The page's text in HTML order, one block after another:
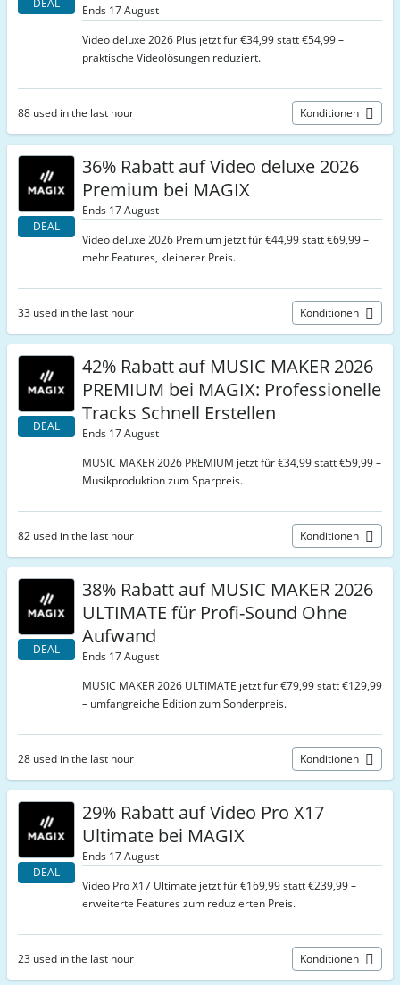
DEAL
Ends 17 August
Video deluxe 2026 Plus jetzt für €34,99 statt €54,99 –
praktische Videolösungen reduziert.
88 used in the last hour Konditionen
DEAL
36% Rabatt auf Video deluxe 2026
Premium bei MAGIX
Ends 17 August
Video deluxe 2026 Premium jetzt für €44,99 statt €69,99 –
mehr Features, kleinerer Preis.
33 used in the last hour Konditionen
DEAL
42% Rabatt auf MUSIC MAKER 2026
PREMIUM bei MAGIX: Professionelle
Tracks Schnell Erstellen
Ends 17 August
MUSIC MAKER 2026 PREMIUM jetzt für €34,99 statt €59,99 –
Musikproduktion zum Sparpreis.
82 used in the last hour Konditionen
DEAL
38% Rabatt auf MUSIC MAKER 2026
ULTIMATE für Profi-Sound Ohne
Aufwand
Ends 17 August
MUSIC MAKER 2026 ULTIMATE jetzt für €79,99 statt €129,99
– umfangreiche Edition zum Sonderpreis.
28 used in the last hour Konditionen
DEAL
29% Rabatt auf Video Pro X17
Ultimate bei MAGIX
Ends 17 August
Video Pro X17 Ultimate jetzt für €169,99 statt €239,99 –
erweiterte Features zum reduzierten Preis.
23 used in the last hour Konditionen